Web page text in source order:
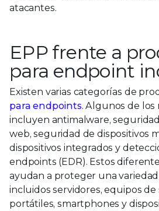
atacantes.
EPP frente a
para endpoint
Existen varias categorías de
para endpoints. Algunos de los
incluyen antimalware,
web, seguridad de dispositivos
dispositivos integrados y
endpoints (EDR). Estos
ayudan a proteger una
incluidos servidores, equipos de
portátiles, smartphones y